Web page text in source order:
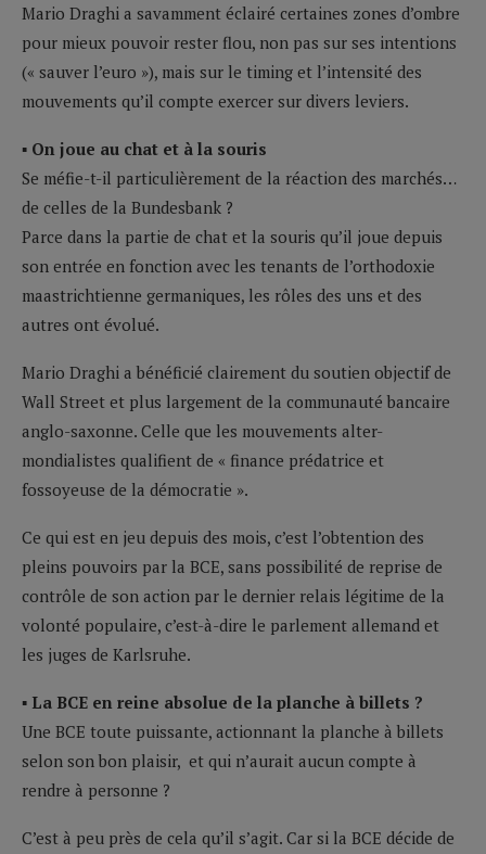
Mario Draghi a savamment éclairé certaines zones d’ombre
pour mieux pouvoir rester flou, non pas sur ses intentions
(« sauver l’euro »), mais sur le timing et l’intensité des
mouvements qu’il compte exercer sur divers leviers.
▪ On joue au chat et à la souris
Se méfie-t-il particulièrement de la réaction des marchés…
de celles de la Bundesbank ?
Parce dans la partie de chat et la souris qu’il joue depuis
son entrée en fonction avec les tenants de l’orthodoxie
maastrichtienne germaniques, les rôles des uns et des
autres ont évolué.
Mario Draghi a bénéficié clairement du soutien objectif de
Wall Street et plus largement de la communauté bancaire
anglo-saxonne. Celle que les mouvements alter-
mondialistes qualifient de « finance prédatrice et
fossoyeuse de la démocratie ».
Ce qui est en jeu depuis des mois, c’est l’obtention des
pleins pouvoirs par la BCE, sans possibilité de reprise de
contrôle de son action par le dernier relais légitime de la
volonté populaire, c’est-à-dire le parlement allemand et
les juges de Karlsruhe.
▪ La BCE en reine absolue de la planche à billets ?
Une BCE toute puissante, actionnant la planche à billets
selon son bon plaisir, et qui n’aurait aucun compte à
rendre à personne ?
C’est à peu près de cela qu’il s’agit. Car si la BCE décide de